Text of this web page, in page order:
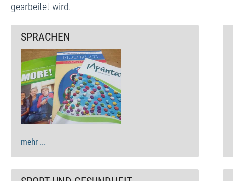
gearbeitet wird.
SPRACHEN
mehr ...